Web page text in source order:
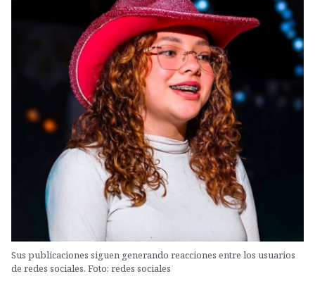
Sus publicaciones siguen generando reacciones entre los usuarios
de redes sociales. Foto: redes sociales